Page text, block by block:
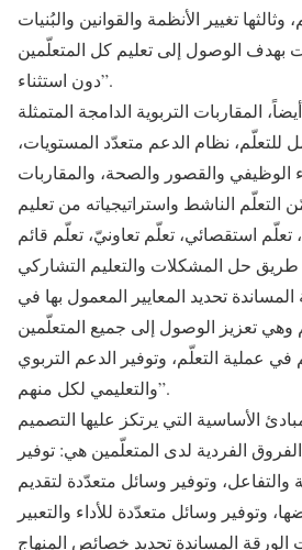
تغيير الأنظمة والقوانين والبُنيات
بهدف الوصول إلى تعليم كل المتعلّمين
دون استثناء”.
المقاربات التربوية الدامجة المتمثلة
للتعلّم، نظام الدعم متعدّد المستويات،
الوظيفي والقصور والصحة، والمقاربات
التعلّم الناشط واستراتيجياته من تعليم
تعلّم استقصائي، تعلّم تعاونيّ، تعلّم قائم
تحديد المعايير المعمول بها في
وهي تعزيز الوصول إلى جميع المتعلّمين
عملية التعلّم، وتوفير الدعم التربوي
والتعليمي لكل منهم”.
الأساسية التي يرتكز عليها التصميم
الفردية لدى المتعلّمين هي: توفير
وتوفير وسائل متعدّدة لتقديم
وتوفير وسائل متعدّدة للأداء والتعبير
الورقة المساندة تحديد خصائص المنهاج